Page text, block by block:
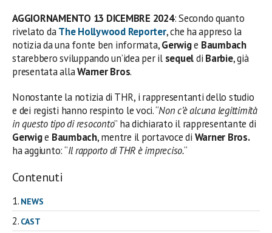
AGGIORNAMENTO 13 DICEMBRE 2024: Secondo quanto
rivelato daThe Hollywood Reporter, che ha appreso la
notizia da una fonte ben informata,Gerwige Baumbach
starebbero sviluppando un’idea per il sequeldi Barbie, già
presentata allaWarner Bros.
Nonostante la notizia di THR, i rappresentanti dello studio
e dei registi hanno respinto le voci. “Non c’è alcuna legittimità
in questo tipo di resoconto” ha dichiarato il rappresentante di
Gerwige Baumbach, mentre il portavoce di Warner Bros.
ha aggiunto: “Il rapporto di THR è impreciso.“
Contenuti
NEWS
CAST